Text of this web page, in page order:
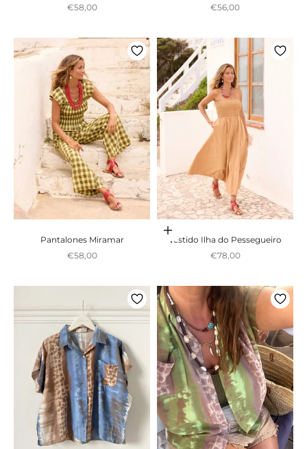
Preço promocional
€58,00
Preço promocional
€56,00
Pantalones Miramar
Preço promocional
€58,00
Adicionar ao carrinho
Vestido Ilha do Pessegueiro
Preço promocional
€78,00